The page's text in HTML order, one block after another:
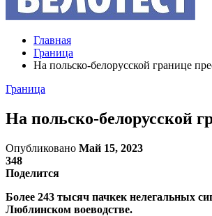
Главная
Граница
На польско-белорусской границе
Граница
На польско-белорусской
Опубликовано Май 15, 2023
348
Поделится
Более 243 тысяч пачкек нелегальных
Люблинском воеводстве.